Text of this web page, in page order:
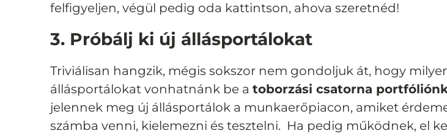
felfigyeljen, végül pedig oda kattintson, ahova szeretnéd!
3. Próbálj ki új állásportálokat
Triviálisan hangzik, mégis sokszor nem gondoljuk át, hogy
állásportálokat vonhatnánk be a toborzási csatorna
jelennek meg új állásportálok a munkaerőpiacon, amiket
számba venni, kielemezni és tesztelni. Ha pedig működnek, el